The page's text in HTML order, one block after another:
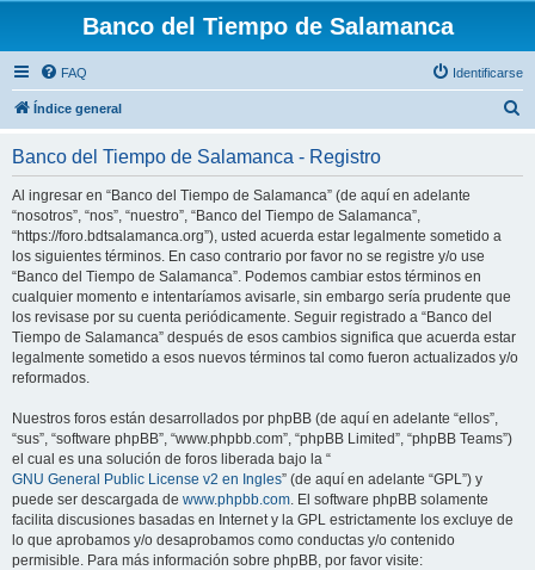
Banco del Tiempo de Salamanca
FAQ Identificarse
Índice general
Banco del Tiempo de Salamanca - Registro
Al ingresar en “Banco del Tiempo de Salamanca” (de aquí en adelante
“nosotros”, “nos”, “nuestro”, “Banco del Tiempo de Salamanca”,
“https://foro.bdtsalamanca.org”), usted acuerda estar legalmente sometido a
los siguientes términos. En caso contrario por favor no se registre y/o use
“Banco del Tiempo de Salamanca”. Podemos cambiar estos términos en
cualquier momento e intentaríamos avisarle, sin embargo sería prudente que
los revisase por su cuenta periódicamente. Seguir registrado a “Banco del
Tiempo de Salamanca” después de esos cambios significa que acuerda estar
legalmente sometido a esos nuevos términos tal como fueron actualizados y/o
reformados.
Nuestros foros están desarrollados por phpBB (de aquí en adelante “ellos”,
“sus”, “software phpBB”, “www.phpbb.com”, “phpBB Limited”, “phpBB Teams”)
el cual es una solución de foros liberada bajo la “
GNU General Public License v2 en Ingles” (de aquí en adelante “GPL”) y
puede ser descargada de www.phpbb.com. El software phpBB solamente
facilita discusiones basadas en Internet y la GPL estrictamente los excluye de
lo que aprobamos y/o desaprobamos como conductas y/o contenido
permisible. Para más información sobre phpBB, por favor visite: